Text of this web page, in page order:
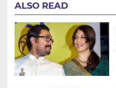
ALSO READ